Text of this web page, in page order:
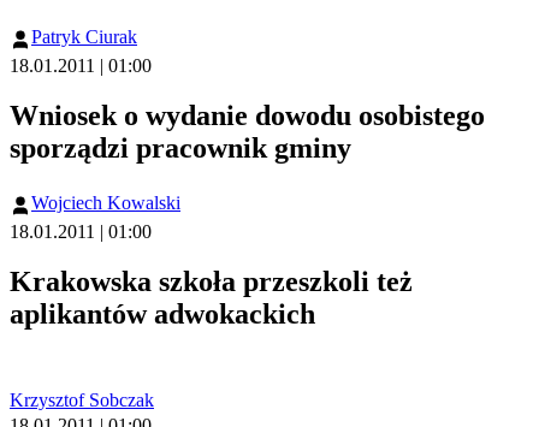
Patryk Ciurak
18.01.2011 | 01:00
Wniosek o wydanie dowodu osobistego
sporządzi pracownik gminy
Wojciech Kowalski
18.01.2011 | 01:00
Krakowska szkoła przeszkoli też
aplikantów adwokackich
Krzysztof Sobczak